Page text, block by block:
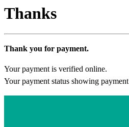
Thanks
Thank you for payment.
Your payment is verified online.
Your payment status showing payment